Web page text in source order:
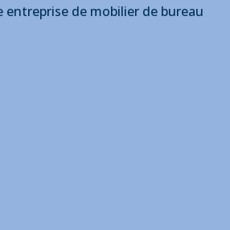
entreprise de mobilier de bureau